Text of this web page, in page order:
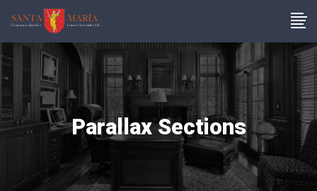
Parallax Sections